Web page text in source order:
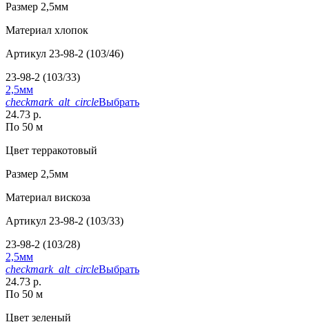
Размер 2,5мм
Материал хлопок
Артикул 23-98-2 (103/46)
23-98-2 (103/33)
2,5мм
checkmark_alt_circleВыбрать
24.73 р.
По 50 м
Цвет терракотовый
Размер 2,5мм
Материал вискоза
Артикул 23-98-2 (103/33)
23-98-2 (103/28)
2,5мм
checkmark_alt_circleВыбрать
24.73 р.
По 50 м
Цвет зеленый